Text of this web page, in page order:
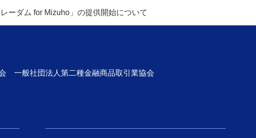
ーダム for Mizuho」の提供開始について
一般社団法人第二種金融商品取引業協会